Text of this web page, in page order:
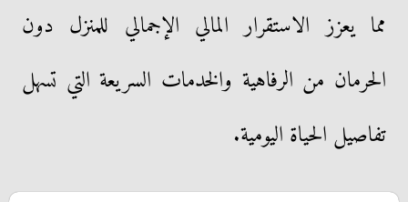
مما يعزز الاستقرار المالي الإجمالي للمنزل دون
الحرمان من الرفاهية والخدمات السريعة التي تسهل
تفاصيل الحياة اليومية.